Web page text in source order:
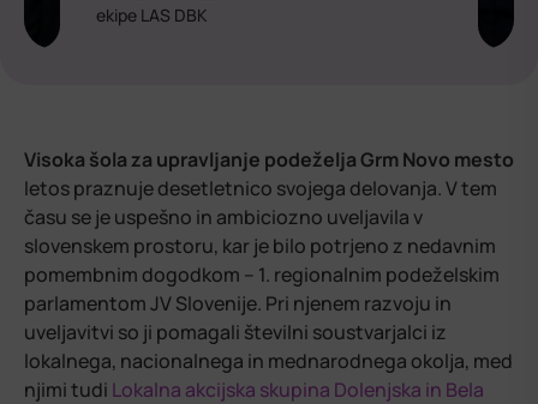
ekipe LAS DBK
Visoka šola za upravljanje podeželja Grm Novo mesto
letos praznuje desetletnico svojega delovanja. V tem
času se je uspešno in ambiciozno uveljavila v
slovenskem prostoru, kar je bilo potrjeno z nedavnim
pomembnim dogodkom – 1. regionalnim podeželskim
parlamentom JV Slovenije. Pri njenem razvoju in
uveljavitvi so ji pomagali številni soustvarjalci iz
lokalnega, nacionalnega in mednarodnega okolja, med
njimi tudi Lokalna akcijska skupina Dolenjska in Bela